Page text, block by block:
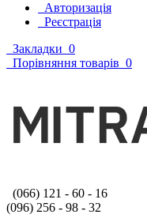
Авторизація
Реєстрація
Закладки 0
Порівняння товарів 0
(066) 121 - 60 - 16
(096) 256 - 98 - 32